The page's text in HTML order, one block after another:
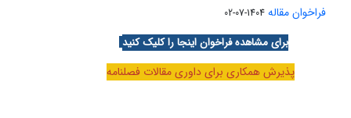
فراخوان مقاله 1404-07-02
برای مشاهده فراخوان اینجا را کلیک کنید
پذیرش همکاری برای داوری مقالات فصلنامه